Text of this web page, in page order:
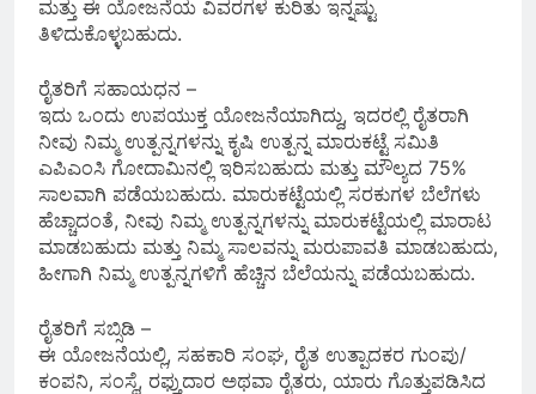
ಮತ್ತು ಈ ಯೋಜನೆಯ ವಿವರಗಳ ಕುರಿತು ಇನ್ನಷ್ಟು
ತಿಳಿದುಕೊಳ್ಳಬಹುದು.
ರೈತರಿಗೆ ಸಹಾಯಧನ –
ಇದು ಒಂದು ಉಪಯುಕ್ತ ಯೋಜನೆಯಾಗಿದ್ದು, ಇದರಲ್ಲಿ ರೈತರಾಗಿ
ನೀವು ನಿಮ್ಮ ಉತ್ಪನ್ನಗಳನ್ನು ಕೃಷಿ ಉತ್ಪನ್ನ ಮಾರುಕಟ್ಟೆ ಸಮಿತಿ
ಎಪಿಎಂಸಿ ಗೋದಾಮಿನಲ್ಲಿ ಇರಿಸಬಹುದು ಮತ್ತು ಮೌಲ್ಯದ 75%
ಸಾಲವಾಗಿ ಪಡೆಯಬಹುದು. ಮಾರುಕಟ್ಟೆಯಲ್ಲಿ ಸರಕುಗಳ ಬೆಲೆಗಳು
ಹೆಚ್ಚಾದಂತೆ, ನೀವು ನಿಮ್ಮ ಉತ್ಪನ್ನಗಳನ್ನು ಮಾರುಕಟ್ಟೆಯಲ್ಲಿ ಮಾರಾಟ
ಮಾಡಬಹುದು ಮತ್ತು ನಿಮ್ಮ ಸಾಲವನ್ನು ಮರುಪಾವತಿ ಮಾಡಬಹುದು,
ಹೀಗಾಗಿ ನಿಮ್ಮ ಉತ್ಪನ್ನಗಳಿಗೆ ಹೆಚ್ಚಿನ ಬೆಲೆಯನ್ನು ಪಡೆಯಬಹುದು.
ರೈತರಿಗೆ ಸಬ್ಸಿಡಿ –
ಈ ಯೋಜನೆಯಲ್ಲಿ, ಸಹಕಾರಿ ಸಂಘ, ರೈತ ಉತ್ಪಾದಕರ ಗುಂಪು/
ಕಂಪನಿ, ಸಂಸ್ಥೆ, ರಫ್ತುದಾರ ಅಥವಾ ರೈತರು, ಯಾರು ಗೊತ್ತುಪಡಿಸಿದ